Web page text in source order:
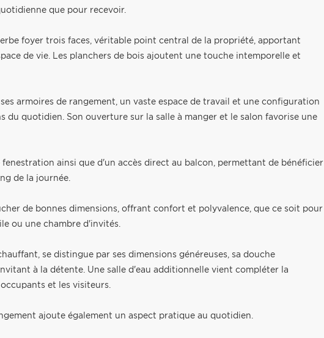
que pour recevoir.
foyer trois faces, véritable point central de la propriété, apportant
de vie. Les planchers de bois ajoutent une touche intemporelle et
armoires de rangement, un vaste espace de travail et une configuration
du quotidien. Son ouverture sur la salle à manger et le salon favorise une
ainsi que d'un accès direct au balcon, permettant de bénéficier
de la journée.
de bonnes dimensions, offrant confort et polyvalence, que ce soit pour
ou une chambre d'invités.
se distingue par ses dimensions généreuses, sa douche
à la détente. Une salle d'eau additionnelle vient compléter la
et les visiteurs.
ajoute également un aspect pratique au quotidien.